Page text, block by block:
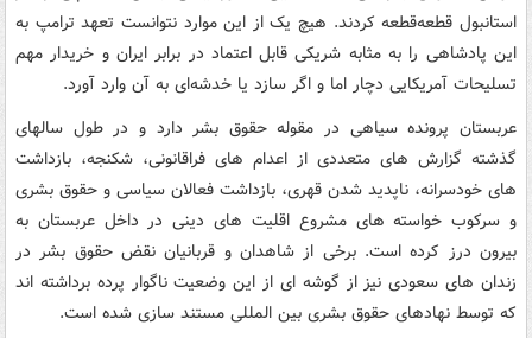
استانبول قطعه‌قطعه کردند. هیچ یک از این موارد نتوانست تعهد ترامپ به
این پادشاهی را به مثابه شریکی قابل‌ اعتماد در برابر ایران و خریدار مهم
تسلیحات آمریکایی دچار اما و اگر سازد یا خدشه‌ای به آن وارد آورد.
عربستان پرونده سیاهی در مقوله حقوق بشر دارد و در طول سالهای
گذشته گزارش های متعددی از اعدام های فراقانونی، شکنجه، بازداشت
های خودسرانه، ناپدید شدن قهری، بازداشت فعالان سیاسی و حقوق بشری
و سرکوب خواسته های مشروع اقلیت های دینی در داخل عربستان به
بیرون درز کرده است. برخی از شاهدان و قربانیان نقض حقوق بشر در
زندان های سعودی نیز از گوشه ای از این وضعیت ناگوار پرده برداشته اند
که توسط نهادهای حقوق بشری بین المللی مستند سازی شده است.